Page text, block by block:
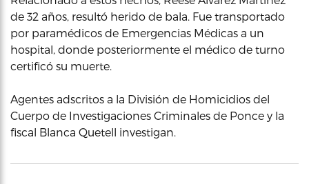
de 32 años, resultó herido de bala. Fue transportado
por paramédicos de Emergencias Médicas a un
hospital, donde posteriormente el médico de turno
certificó su muerte.
Agentes adscritos a la División de Homicidios del
Cuerpo de Investigaciones Criminales de Ponce y la
fiscal Blanca Quetell investigan.